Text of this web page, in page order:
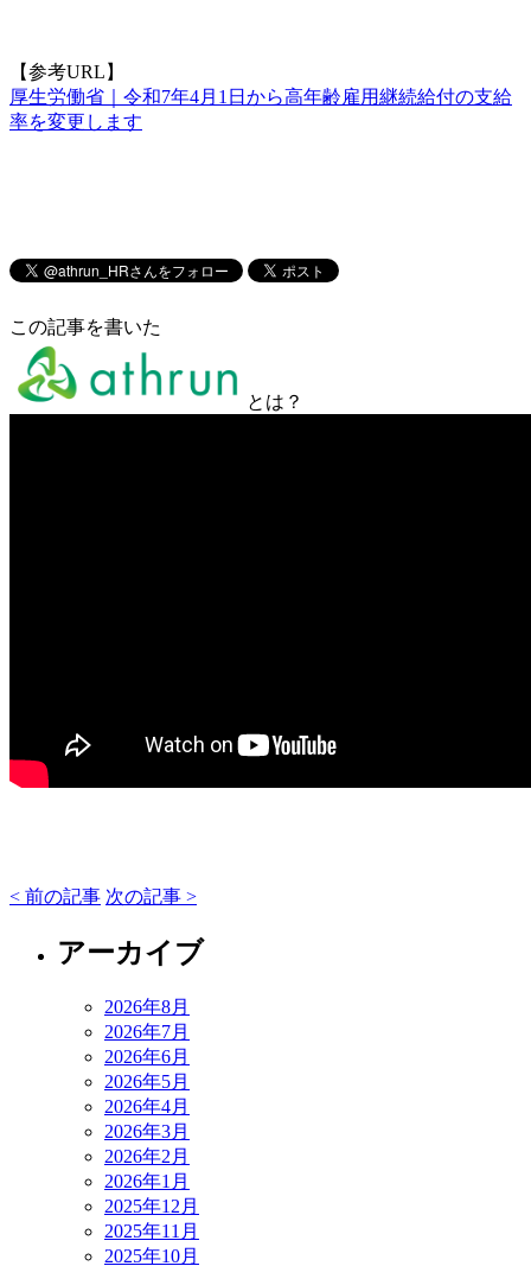
【参考URL】
厚生労働省｜令和7年4月1日から高年齢雇用継続給付の支給
率を変更します
この記事を書いた
とは？
< 前の記事 次の記事 >
アーカイブ
2026年8月
2026年7月
2026年6月
2026年5月
2026年4月
2026年3月
2026年2月
2026年1月
2025年12月
2025年11月
2025年10月